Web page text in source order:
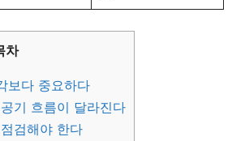
차
보다 중요하다
기 흐름이 달라진다
검해야 한다